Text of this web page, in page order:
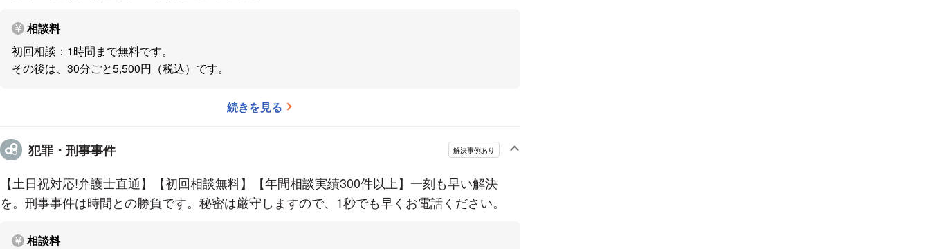
アクセス
福岡市地下鉄 赤坂駅 徒歩５分
相談料
初回相談：1時間まで無料です。
その後は、30分ごと5,500円（税込）です。
続きを見る
犯罪・刑事事件 解決事例あり
【土日祝対応!弁護士直通】【初回相談無料】【年間相談実績300件以上】一刻も早い解決
を。刑事事件は時間との勝負です。秘密は厳守しますので、1秒でも早くお電話ください。
相談料